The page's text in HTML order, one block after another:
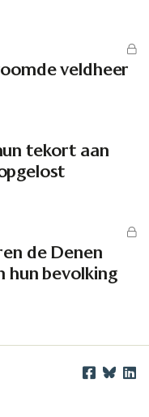
veldheer
tekort aan
de Denen
hun bevolking